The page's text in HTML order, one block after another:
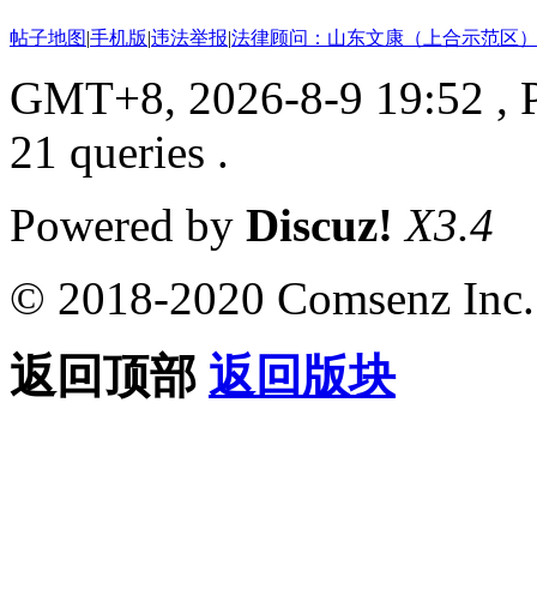
帖子地图|手机版|违法举报|法律顾问：山东文康（上合示范区
GMT+8, 2026-8-9 19:52 ,
21 queries .
Powered by Discuz! X3.4
© 2018-2020 Comsenz Inc.
返回顶部 返回版块